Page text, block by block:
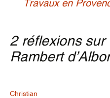
des
Travaux en
2 réflexions sur
Rambert
Christian